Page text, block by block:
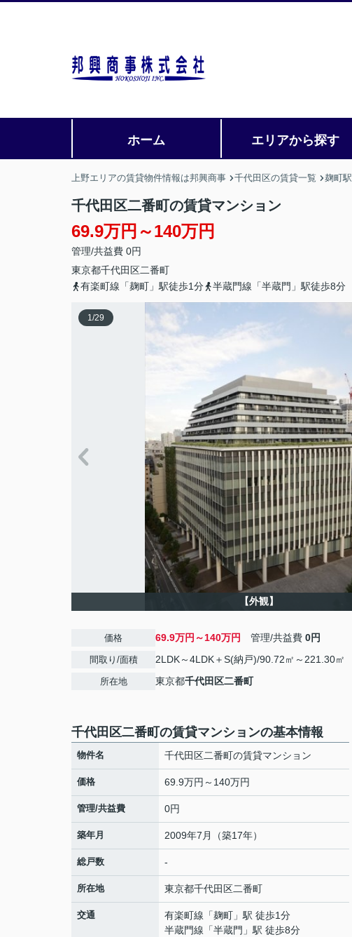
ホーム エリアから探す
上野エリアの賃貸物件情報は邦興商事 千代田区の賃貸一覧 麹町駅
千代田区二番町の賃貸マンション
69.9万円～140万円
管理/共益費 0円
東京都千代田区二番町
有楽町線「麹町」駅徒歩1分
半蔵門線「半蔵門」駅徒歩8分
1/29
【外観】
価格 69.9万円～140万円 管理/共益費 0円
間取り/面積 2LDK～4LDK＋S(納戸)/90.72㎡～221.30㎡
所在地 東京都千代田区二番町
千代田区二番町の賃貸マンションの基本情報
物件名 千代田区二番町の賃貸マンション
価格 69.9万円～140万円
管理/共益費 0円
築年月 2009年7月（築17年）
総戸数 -
所在地 東京都千代田区二番町
交通 有楽町線 「麹町 」駅 徒歩1分
半蔵門線 「半蔵門 」駅 徒歩8分